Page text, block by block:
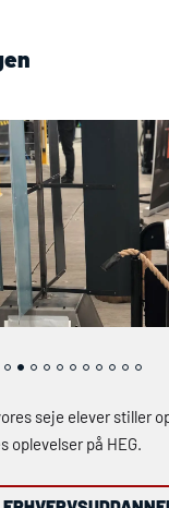
seje elever stiller
oplevelser på HEG.